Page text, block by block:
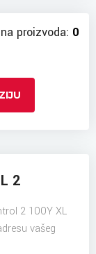
proizvoda: 0
2
2 100Y XL
vašeg